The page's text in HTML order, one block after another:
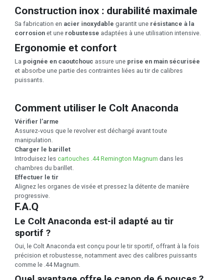
Construction inox : durabilité maximale
Sa fabrication en acier inoxydable garantit une résistance à la
corrosion et une robustesse adaptées à une utilisation intensive.
Ergonomie et confort
La poignée en caoutchouc assure une prise en main sécurisée
et absorbe une partie des contraintes liées au tir de calibres
puissants.
Comment utiliser le Colt Anaconda
Vérifier l’arme
Assurez-vous que le revolver est déchargé avant toute
manipulation.
Charger le barillet
Introduisez les cartouches .44 Remington Magnum dans les
chambres du barillet.
Effectuer le tir
Alignez les organes de visée et pressez la détente de manière
progressive.
F.A.Q
Le Colt Anaconda est-il adapté au tir
sportif ?
Oui, le Colt Anaconda est conçu pour le tir sportif, offrant à la fois
précision et robustesse, notamment avec des calibres puissants
comme le .44 Magnum.